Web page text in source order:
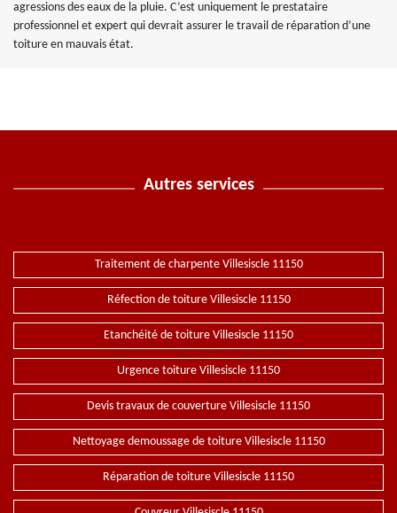
agressions des eaux de la pluie. C’est uniquement le prestataire
professionnel et expert qui devrait assurer le travail de réparation d’une
toiture en mauvais état.
Autres services
Traitement de charpente Villesiscle 11150
Réfection de toiture Villesiscle 11150
Etanchéité de toiture Villesiscle 11150
Urgence toiture Villesiscle 11150
Devis travaux de couverture Villesiscle 11150
Nettoyage demoussage de toiture Villesiscle 11150
Réparation de toiture Villesiscle 11150